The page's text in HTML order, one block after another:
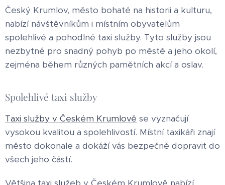
Český Krumlov, město bohaté na historii a kulturu,
nabízí návštěvníkům i místním obyvatelům
spolehlivé a pohodlné taxi služby. Tyto služby jsou
nezbytné pro snadný pohyb po městě a jeho okolí,
zejména během různých pamětních akcí a oslav.
Spolehlivé taxi služby
Taxi služby v Českém Krumlově se vyznačují
vysokou kvalitou a spolehlivostí. Místní taxikáři znají
město dokonale a dokáží vás bezpečně dopravit do
všech jeho částí.